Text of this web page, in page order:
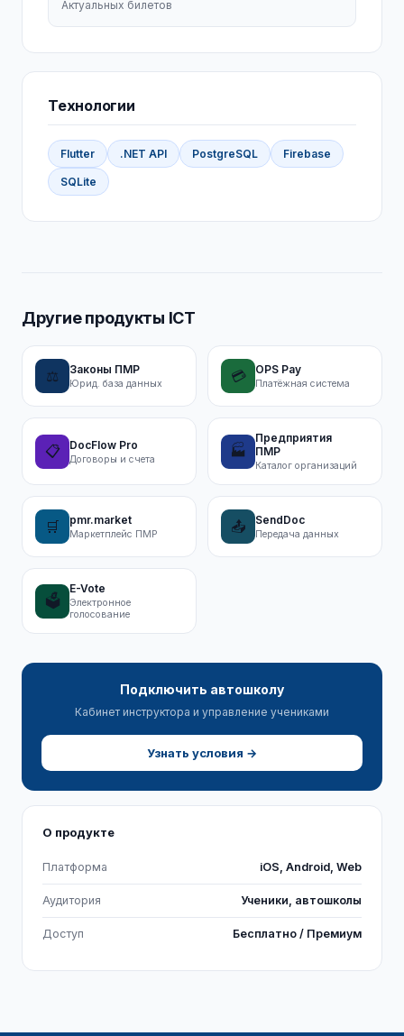
Актуальных билетов
Технологии
Flutter .NET API PostgreSQL Firebase
SQLite
Другие продукты ICT
⚖️ Законы ПМР
Юрид. база данных 💳 OPS Pay
Платёжная система
📋 DocFlow Pro
Договоры и счета 🏭
Предприятия
ПМР
Каталог организаций
🛒 pmr.market
Маркетплейс ПМР 📤 SendDoc
Передача данных
🗳️
E-Vote
Электронное
голосование
Подключить автошколу
Кабинет инструктора и управление учениками
Узнать условия →
О продукте
Платформа iOS, Android, Web
Аудитория Ученики, автошколы
Доступ Бесплатно / Премиум